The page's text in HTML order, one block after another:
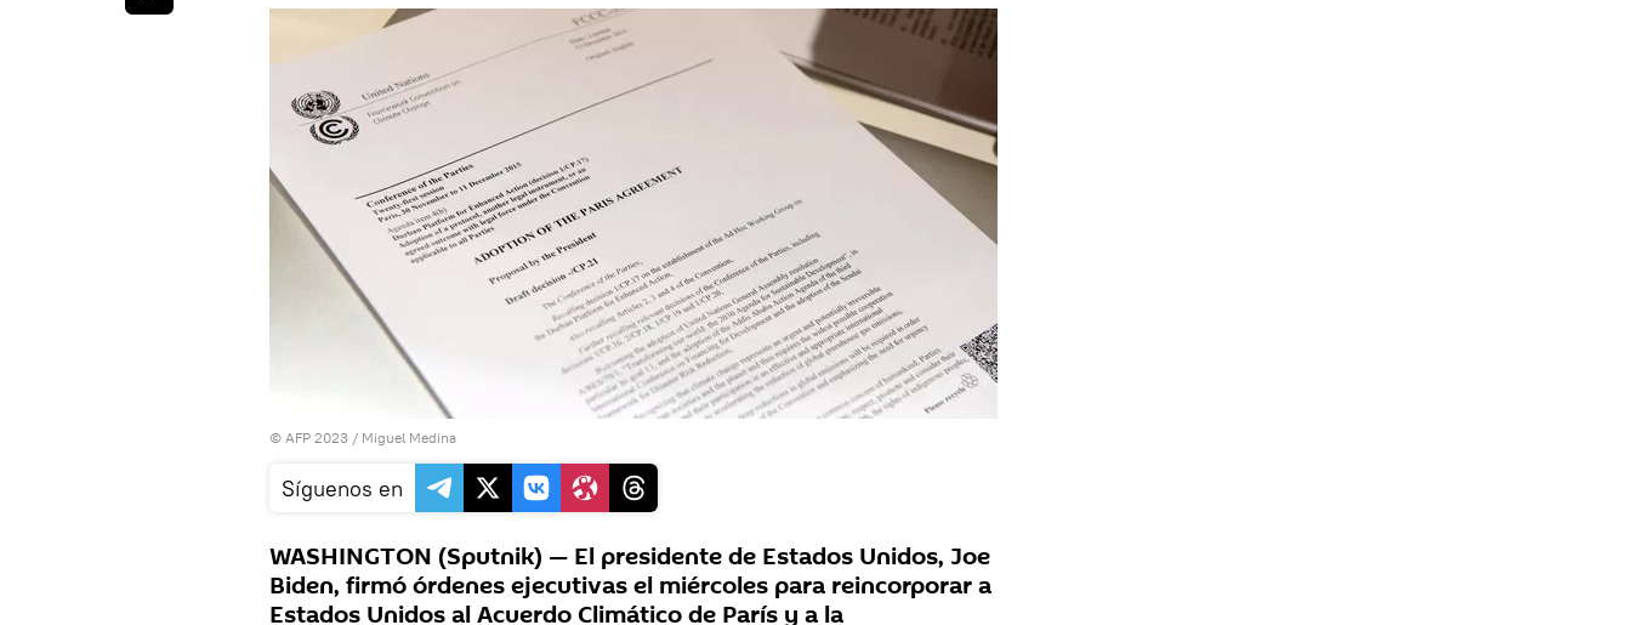
© AFP 2023 / Miguel Medina
Síguenos en
WASHINGTON (Sputnik) — El presidente de Estados Unidos, Joe
Biden, firmó órdenes ejecutivas el miércoles para reincorporar a
Estados Unidos al Acuerdo Climático de París y a la